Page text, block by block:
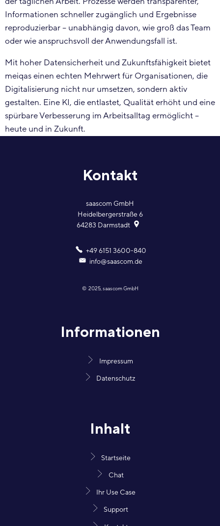
Informationen schneller zugänglich und Ergebnisse
reproduzierbar – unabhängig davon, wie groß das Team
oder wie anspruchsvoll der Anwendungsfall ist.
Mit hoher Datensicherheit und Zukunftsfähigkeit bietet
meiqas einen echten Mehrwert für Organisationen, die
Digitalisierung nicht nur umsetzen, sondern aktiv
gestalten. Eine KI, die entlastet, Qualität erhöht und eine
spürbare Verbesserung im Arbeitsalltag ermöglicht –
heute und in Zukunft.
Kontakt
saascom GmbH
Heidelbergerstraße 6
64283 Darmstadt
+49 6151 3600-840
info@saascom.de
© 2025, saascom GmbH
Informationen
Impressum
Datenschutz
Inhalt
Startseite
Chat
Ihr Use Case
Support